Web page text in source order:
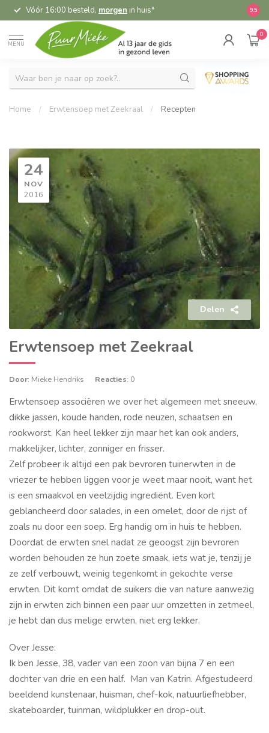
Vóór 16:00 besteld, morgen in huis* 9.5
MENU
0
Home / Erwtensoep met Zeekraal / Recepten
24
NOV
2016
Delen
Erwtensoep met Zeekraal
Door: Mieke Hendriks Reacties: 0
Erwtensoep associëren we over het algemeen met sneeuw,
dikke jassen, koude handen, rode neuzen, schaatsen en
rookworst. Kan heel lekker zijn maar het kan ook anders,
makkelijker, lichter, zonniger en frisser.
Zelf probeer ik altijd een pak bevroren tuinerwten in de
vriezer te hebben liggen voor je weet maar nooit, want het
is een smaakvol en veelzijdig ingrediënt. Even kort
geblancheerd door salades, in een omelet, door de rijst of
zoals nu door een soep. Erg handig om in huis te hebben.
Doordat de erwten snel nadat ze geoogst zijn bevroren
worden behouden ze hun zoete smaak, iets wat je, tenzij je
ze zelf verbouwt, weinig tegenkomt in gekochte verse
erwten. Dit komt omdat de suikers die van nature aanwezig
zijn in erwten zich binnen een paar uur omzetten in zetmeel,
je hebt dan dus melige erwten, niet erg lekker.
Over Jesse:
Ik ben Jesse, 38, vader van een zoon van bijna 7 en een
dochter van drie en een half. Man van Katrin. Afgestudeerd
beeldend kunstenaar, huisman, chef-kok, natuurliefhebber,
skateboarder, tuinman, wildplukker en drop-out.